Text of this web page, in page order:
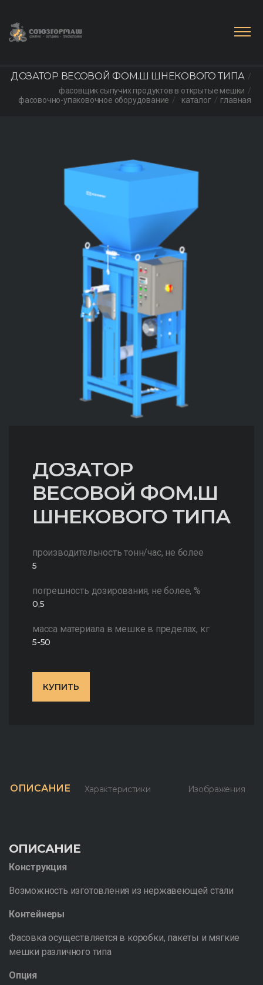
главная
каталог
фасовочно-упаковочное оборудование
фасовщик сыпучих продуктов в открытые мешки
ДОЗАТОР ВЕСОВОЙ ФОМ.Ш ШНЕКОВОГО ТИПА
ДОЗАТОР
ВЕСОВОЙ ФОМ.Ш
ШНЕКОВОГО ТИПА
производительность тонн/час, не более
5
погрешность дозирования, не более, %
0,5
масса материала в мешке в пределах, кг
5-50
КУПИТЬ
ОПИСАНИЕ Характеристики Изображения
ОПИСАНИЕ
Конструкция
Возможность изготовления из нержавеющей стали
Контейнеры
Фасовка осуществляется в коробки, пакеты и мягкие
мешки различного типа
Опция